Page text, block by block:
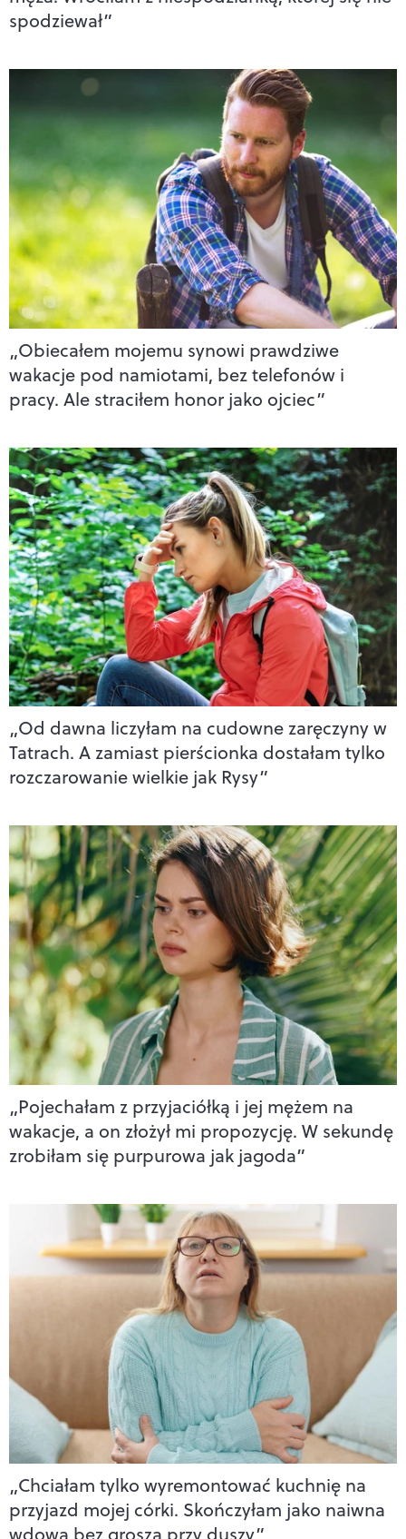
spodziewał”
„Obiecałem mojemu synowi prawdziwe
wakacje pod namiotami, bez telefonów i
pracy. Ale straciłem honor jako ojciec”
„Od dawna liczyłam na cudowne zaręczyny w
Tatrach. A zamiast pierścionka dostałam tylko
rozczarowanie wielkie jak Rysy”
„Pojechałam z przyjaciółką i jej mężem na
wakacje, a on złożył mi propozycję. W sekundę
zrobiłam się purpurowa jak jagoda”
„Chciałam tylko wyremontować kuchnię na
przyjazd mojej córki. Skończyłam jako naiwna
wdowa bez grosza przy duszy”